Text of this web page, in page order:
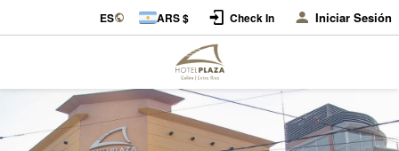
ES ARS $ Check In Iniciar Sesión